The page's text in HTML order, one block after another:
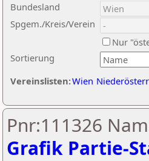
Sortierung
Bundesland
Spgem./Kreis/Verein
Nur
Vereinslisten:Wien
Pnr:111326
Grafik Partie-